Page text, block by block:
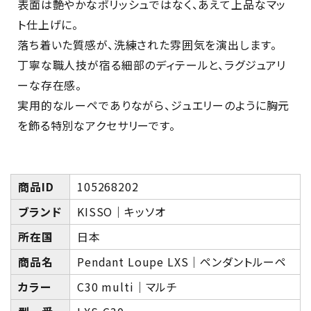
表面は艶やかなポリッシュではなく、あえて上品なマッ
ト仕上げに。
落ち着いた質感が、洗練された雰囲気を演出します。
丁寧な職人技が宿る細部のディテールと、ラグジュアリ
ーな存在感。
実用的なルーペでありながら、ジュエリーのように胸元
を飾る特別なアクセサリーです。
商品ID
105268202
ブランド
KISSO｜キッソオ
所在国
日本
商品名
Pendant Loupe LXS｜ペンダントルーペ
カラー
C30 multi｜マルチ